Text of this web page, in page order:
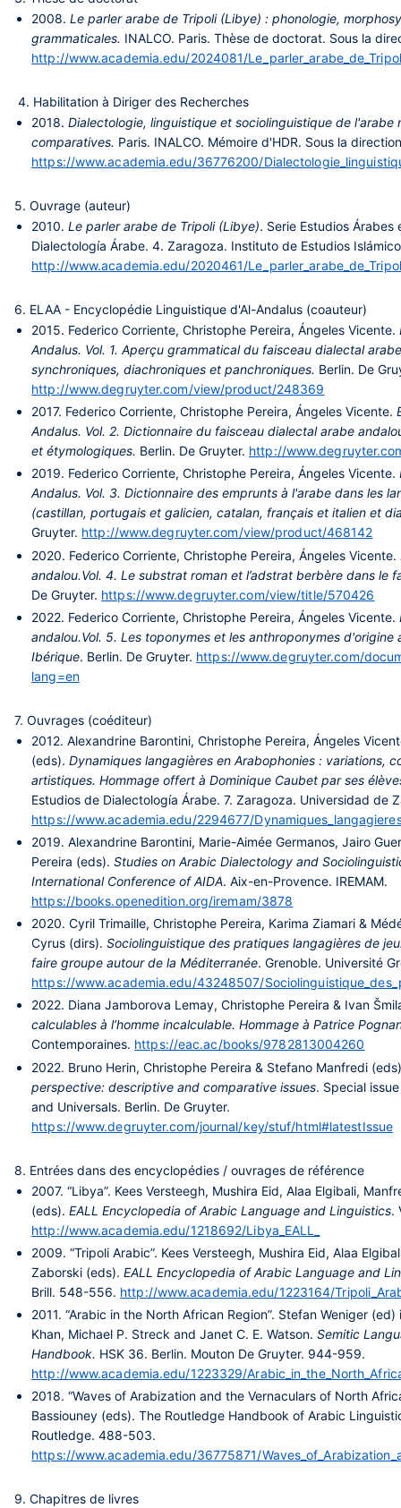
2008.Le parler arabe de Tripoli (Libye) : phonologie,
grammaticales. INALCO. Paris. Thèse de doctorat. Sous la
http://www.academia.edu/2024081/
4. Habilitation à Diriger des Recherches
2018.Dialectologie, linguistique et sociolinguistique de l'arabe
comparatives. Paris. INALCO. Mémoire d'HDR. Sous la
https://www.academia.edu/36776200/
5. Ouvrage (auteur)
2010.Le parler arabe de Tripoli (Libye). Serie Estudios Árabes
Dialectología Árabe. 4. Zaragoza. Instituto de Estudios
http://www.academia.edu/2020461/
6. ELAA - Encyclopédie Linguistique d'Al-Andalus (coauteur)
2015. Federico Corriente, Christophe Pereira, Ángeles Vicente.
Andalus. Vol. 1. Aperçu grammatical du faisceau dialectal
synchroniques, diachroniques et panchroniques. Berlin. De
http://www.degruyter.com/view/product/248369
2017. Federico Corriente, Christophe Pereira, Ángeles Vicente.
Andalus. Vol. 2. Dictionnaire du faisceau dialectal arabe
et étymologiques. Berlin. De Gruyter. http://
2019. Federico Corriente, Christophe Pereira, Ángeles Vicente.
Andalus. Vol. 3. Dictionnaire des emprunts à l'arabe dans les
(castillan, portugais et galicien, catalan, français et italien et
Gruyter. http://www.degruyter.com/view/product/468142
2020. Federico Corriente, Christophe Pereira, Ángeles Vicente.
andalou.Vol. 4. Le substrat roman et l’adstrat berbère dans le
De Gruyter. https://www.degruyter.com/view/title/570426
2022. Federico Corriente, Christophe Pereira, Ángeles Vicente.
andalou.Vol. 5. Les toponymes et les anthroponymes d'origine
Ibérique. Berlin. De Gruyter. https://www.degruyter.com/
lang=en
7. Ouvrages (coéditeur)
2012.Alexandrine Barontini, Christophe Pereira, Ángeles
(eds).Dynamiques langagières en Arabophonies : variations,
artistiques. Hommage offert à Dominique Caubet par ses
Estudios de Dialectología Árabe. 7. Zaragoza. Universidad de
https://www.academia.edu/2294677/
2019. Alexandrine Barontini, Marie-Aimée Germanos, Jairo
Pereira (eds).Studies on Arabic Dialectology and
International Conference of AIDA. Aix-en-Provence. IREMAM.
https://books.openedition.org/iremam/3878
2020. Cyril Trimaille, Christophe Pereira, Karima Ziamari &
Cyrus (dirs).Sociolinguistique des pratiques langagières de
faire groupe autour de la Méditerranée. Grenoble. Université
https://www.academia.edu/43248507/
2022. Diana Jamborova Lemay, Christophe Pereira & Ivan
calculables à l’homme incalculable. Hommage à Patrice
Contemporaines. https://eac.ac/books/9782813004260
2022. Bruno Herin, Christophe Pereira & Stefano Manfredi
perspective: descriptive and comparative issues. Special
and Universals. Berlin. De Gruyter.
https://www.degruyter.com/journal/key/stuf/html#latestIssue
8. Entrées dans des encyclopédies / ouvrages de référence
2007. “Libya”. Kees Versteegh, Mushira Eid, Alaa Elgibali,
(eds).EALL Encyclopedia of Arabic Language and Linguistics.
http://www.academia.edu/1218692/Libya_EALL_
2009. “Tripoli Arabic”. Kees Versteegh, Mushira Eid, Alaa
Zaborski (eds).EALL Encyclopedia of Arabic Language and
Brill. 548-556. http://www.academia.edu/1223164/
2011. “Arabic in the North African Region”. Stefan Weniger
Khan, Michael P. Streck and Janet C. E. Watson.Semitic
Handbook. HSK 36. Berlin. Mouton De Gruyter. 944-959.
http://www.academia.edu/1223329/
2018. “Waves of Arabization and the Vernaculars of North
Bassiouney (eds). The Routledge Handbook of Arabic
Routledge. 488-503.
https://www.academia.edu/36775871/
9. Chapitres de livres